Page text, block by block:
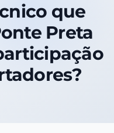
que
Preta